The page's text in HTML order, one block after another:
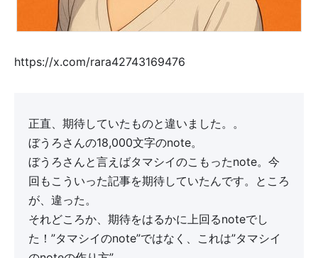
https://x.com/rara42743169476
正直、期待していたものと違いました。。
ぼうろさんの18,000文字のnote。
ぼうろさんと言えばタマシイのこもったnote。今
回もこういった記事を期待していたんです。ところ
が、違った。
それどころか、期待をはるかに上回るnoteでし
た！”タマシイのnote”ではなく、これは”タマシイ